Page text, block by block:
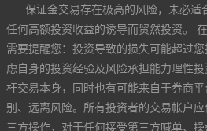
保证金交易存在极高的风险，未必适
任何高额投资收益的诱导而贸然投资。
需要提醒您：投资导致的损失可能超过
虑自身的投资经验及风险承担能力理性
杆交易本身，同时也有可能来自于券商
别、远离风险。所有投资者的交易帐户
三方操作，对于任何接受第三方喊单、